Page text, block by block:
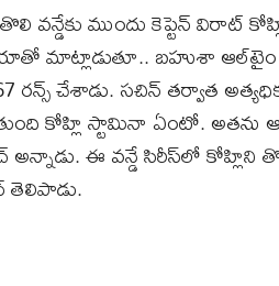
ముందు కెప్టెన్‌ విరాట్
మాట్లాడుతూ.. బహుశా ఆల్‌టైం
రన్స్‌ చేశాడు. సచిన్‌ తర్వాత
కోహ్లి స్టామినా ఏంటో. అతను
అన్నాడు. ఈ వన్డే సిరీస్‌లో కోహ్లిని
తెలిపాడు.